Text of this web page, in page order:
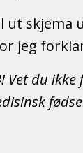
ut skjema
jeg
Vet du